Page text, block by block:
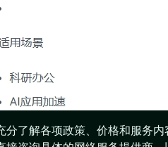
了解各项政策、价格和服务